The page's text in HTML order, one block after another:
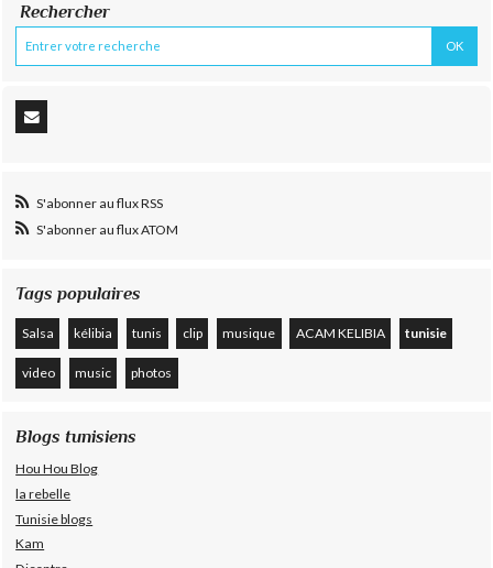
Rechercher
S'abonner au flux RSS
S'abonner au flux ATOM
Tags populaires
Salsa kélibia tunis clip musique ACAM KELIBIA tunisie
video music photos
Blogs tunisiens
Hou Hou Blog
la rebelle
Tunisie blogs
Kam